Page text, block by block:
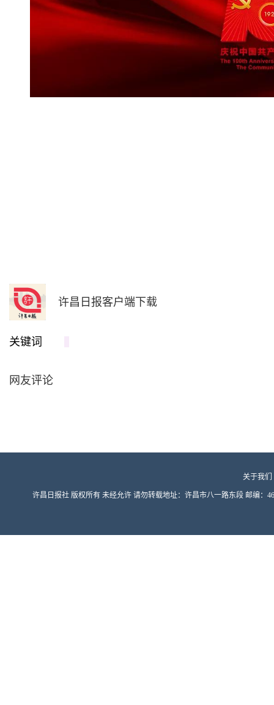
许昌日报客户端下载
关键词
网友评论
关于我们
许昌日报社 版权所有 未经允许 请勿转载地址：许昌市八一路东段 邮编：